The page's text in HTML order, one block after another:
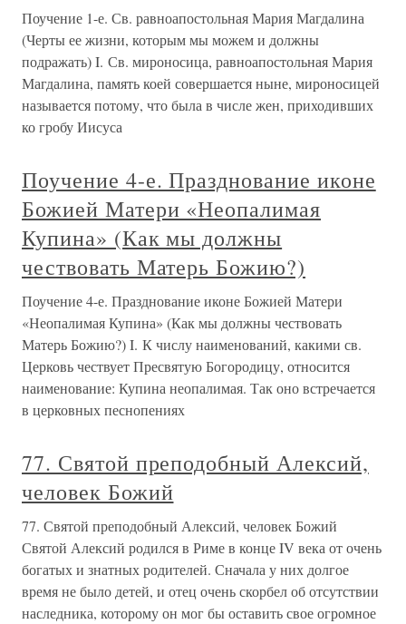
Поучение 1-е. Св. равноапостольная Мария Магдалина
(Черты ее жизни, которым мы можем и должны
подражать) I. Св. мироносица, равноапостольная Мария
Магдалина, память коей совершается ныне, мироносицей
называется потому, что была в числе жен, приходивших
ко гробу Иисуса
Поучение 4-е. Празднование иконе
Божией Матери «Неопалимая
Купина» (Как мы должны
чествовать Матерь Божию?)
Поучение 4-е. Празднование иконе Божией Матери
«Неопалимая Купина» (Как мы должны чествовать
Матерь Божию?) I. К числу наименований, какими св.
Церковь чествует Пресвятую Богородицу, относится
наименование: Купина неопалимая. Так оно встречается
в церковных песнопениях
77. Святой преподобный Алексий,
человек Божий
77. Святой преподобный Алексий, человек Божий
Святой Алексий родился в Риме в конце IV века от очень
богатых и знатных родителей. Сначала у них долгое
время не было детей, и отец очень скорбел об отсутствии
наследника, которому он мог бы оставить свое огромное